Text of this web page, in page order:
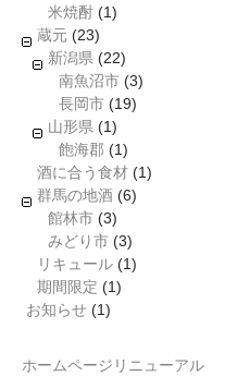
米焼酎 (1)
蔵元 (23)
新潟県 (22)
南魚沼市 (3)
長岡市 (19)
山形県 (1)
飽海郡 (1)
酒に合う食材 (1)
群馬の地酒 (6)
館林市 (3)
みどり市 (3)
リキュール (1)
期間限定 (1)
お知らせ (1)
ホームページリニューアル